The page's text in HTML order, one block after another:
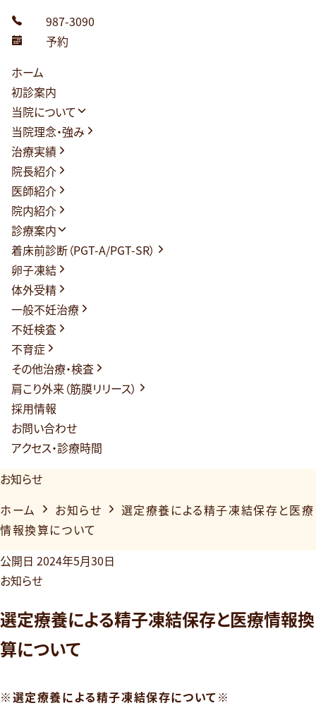
ホーム
初診案内
当院について
当院理念・強み
治療実績
院長紹介
医師紹介
院内紹介
診療案内
着床前診断（PGT-A/PGT-SR）
卵子凍結
体外受精
一般不妊治療
不妊検査
不育症
その他治療・検査
肩こり外来（筋膜リリース）
採用情報
お問い合わせ
アクセス・診療時間
03-3987-3090
Web予約
お知らせ
ホーム
お知らせ
選定療養による精子凍結保存と医療
情報換算について
公開日 2024年5月30日
お知らせ
選定療養による精子凍結保存と医療情報換
算について
※選定療養による精子凍結保存について※